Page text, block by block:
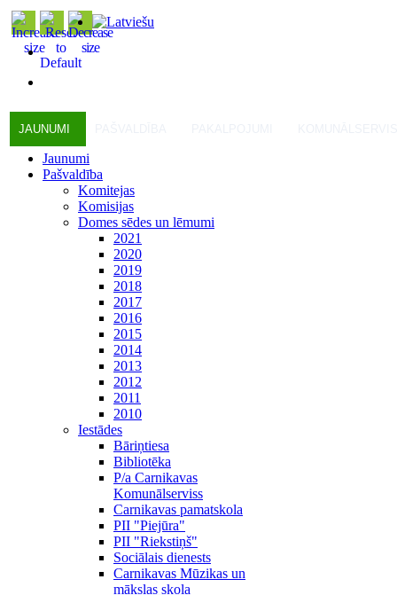
JAUNUMI
Jaunumi
Pašvaldība
Komitejas
Komisijas
Domes sēdes un lēmumi
2021
2020
2019
2018
2017
2016
2015
2014
2013
2012
2011
2010
Iestādes
Bāriņtiesa
Bibliotēka
P/a Carnikavas
Komunālserviss
Carnikavas pamatskola
PII "Piejūra"
PII "Riekstiņš"
Sociālais dienests
Carnikavas Mūzikas un
mākslas skola